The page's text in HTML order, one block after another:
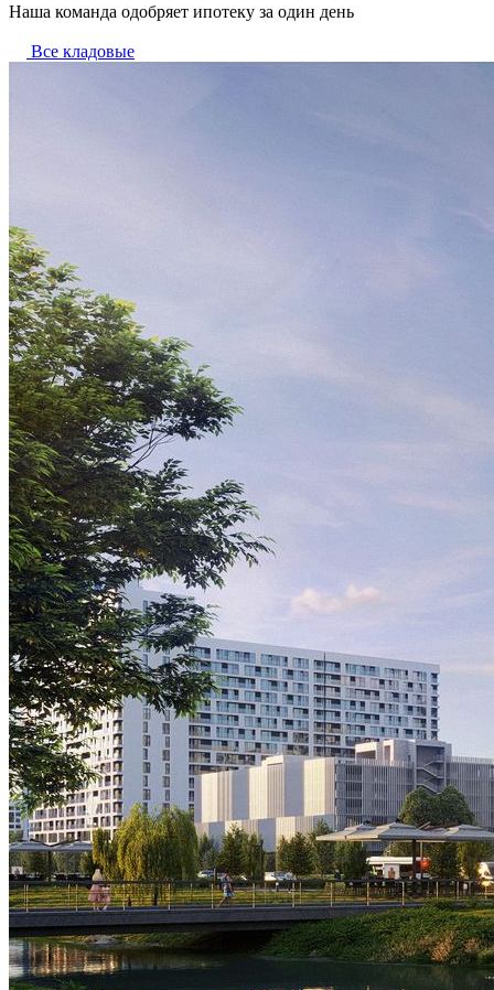
Наша команда одобряет ипотеку за один день
Все кладовые